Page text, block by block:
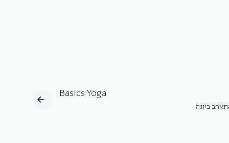
Basics Yoga
ביוגה